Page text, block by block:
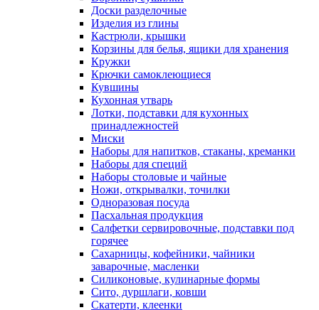
Доски разделочные
Изделия из глины
Кастрюли, крышки
Корзины для белья, ящики для хранения
Кружки
Крючки самоклеющиеся
Кувшины
Кухонная утварь
Лотки, подставки для кухонных
принадлежностей
Миски
Наборы для напитков, стаканы, креманки
Наборы для специй
Наборы столовые и чайные
Ножи, открывалки, точилки
Одноразовая посуда
Пасхальная продукция
Салфетки сервировочные, подставки под
горячее
Сахарницы, кофейники, чайники
заварочные, масленки
Силиконовые, кулинарные формы
Сито, дуршлаги, ковши
Скатерти, клеенки